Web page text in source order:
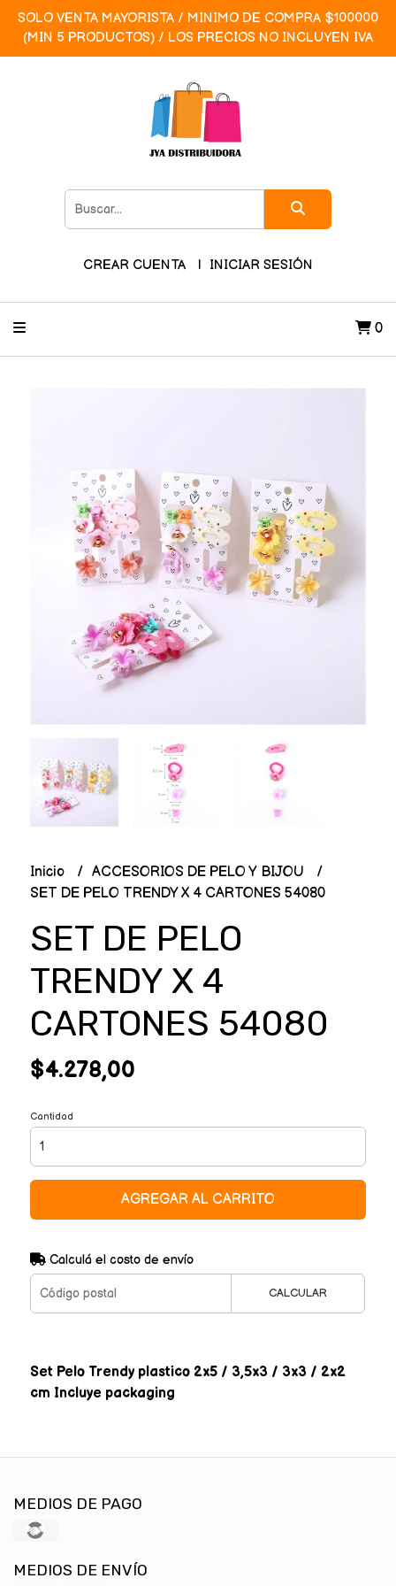
SOLO VENTA MAYORISTA / MINIMO DE COMPRA $100000
(MIN 5 PRODUCTOS) / LOS PRECIOS NO INCLUYEN IVA
CREAR CUENTA INICIAR SESIÓN
0
Inicio
ACCESORIOS DE PELO Y BIJOU
SET DE PELO TRENDY X 4 CARTONES 54080
SET DE PELO
TRENDY X 4
CARTONES 54080
$4.278,00
Cantidad
AGREGAR AL CARRITO
Calculá el costo de envío
CALCULAR
Set Pelo Trendy plastico 2x5 / 3,5x3 / 3x3 / 2x2
cm Incluye packaging
MEDIOS DE PAGO
MEDIOS DE ENVÍO